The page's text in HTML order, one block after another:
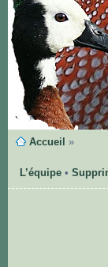
Accueil »
L’équipe•